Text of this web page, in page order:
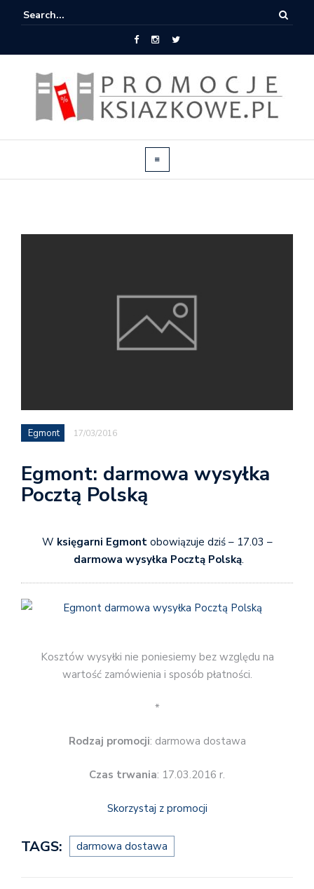
Egmont 17/03/2016
Egmont: darmowa wysyłka
Pocztą Polską
W księgarni Egmontobowiązuje dziś – 17.03 –
darmowa wysyłka Pocztą Polską.
Kosztów wysyłki nie poniesiemy bez względu na
wartość zamówienia i sposób płatności.
*
Rodzaj promocji: darmowa dostawa
Czas trwania: 17.03.2016 r.
Skorzystaj z promocji
TAGS: darmowa dostawa